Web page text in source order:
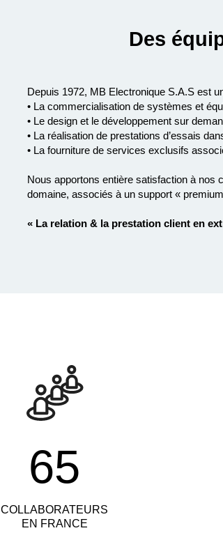
Des
Depuis 1972, MB Electronique S.A.S est
• La commercialisation de systèmes et
• Le design et le développement sur
• La réalisation de prestations d’essais
• La fourniture de services exclusifs
Nous apportons entière satisfaction à nos
domaine, associés à un support «
« La relation & la prestation client en
COLLABORATEURS
EN FRANCE
65